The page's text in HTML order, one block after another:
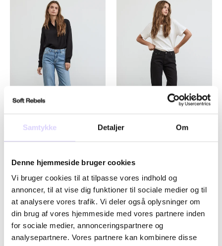
Samtykke Detaljer Om
Denne hjemmeside bruger cookies
Vi bruger cookies til at tilpasse vores indhold og
annoncer, til at vise dig funktioner til sociale medier og til
at analysere vores trafik. Vi deler også oplysninger om
din brug af vores hjemmeside med vores partnere inden
for sociale medier, annonceringspartnere og
analysepartnere. Vores partnere kan kombinere disse
Jeans
Jeans